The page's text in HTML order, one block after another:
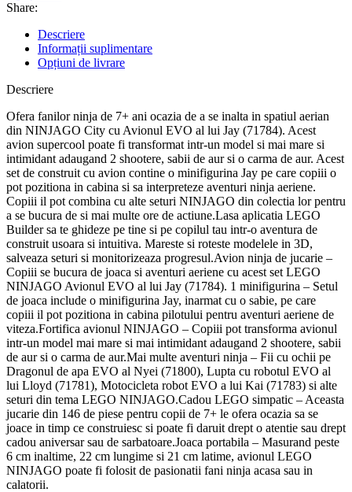
Share:
Descriere
Informații suplimentare
Opțiuni de livrare
Descriere
Ofera fanilor ninja de 7+ ani ocazia de a se inalta in spatiul aerian
din NINJAGO City cu Avionul EVO al lui Jay (71784). Acest
avion supercool poate fi transformat intr-un model si mai mare si
intimidant adaugand 2 shootere, sabii de aur si o carma de aur. Acest
set de construit cu avion contine o minifigurina Jay pe care copiii o
pot pozitiona in cabina si sa interpreteze aventuri ninja aeriene.
Copiii il pot combina cu alte seturi NINJAGO din colectia lor pentru
a se bucura de si mai multe ore de actiune.Lasa aplicatia LEGO
Builder sa te ghideze pe tine si pe copilul tau intr-o aventura de
construit usoara si intuitiva. Mareste si roteste modelele in 3D,
salveaza seturi si monitorizeaza progresul.Avion ninja de jucarie –
Copiii se bucura de joaca si aventuri aeriene cu acest set LEGO
NINJAGO Avionul EVO al lui Jay (71784). 1 minifigurina – Setul
de joaca include o minifigurina Jay, inarmat cu o sabie, pe care
copiii il pot pozitiona in cabina pilotului pentru aventuri aeriene de
viteza.Fortifica avionul NINJAGO – Copiii pot transforma avionul
intr-un model mai mare si mai intimidant adaugand 2 shootere, sabii
de aur si o carma de aur.Mai multe aventuri ninja – Fii cu ochii pe
Dragonul de apa EVO al Nyei (71800), Lupta cu robotul EVO al
lui Lloyd (71781), Motocicleta robot EVO a lui Kai (71783) si alte
seturi din tema LEGO NINJAGO.Cadou LEGO simpatic – Aceasta
jucarie din 146 de piese pentru copii de 7+ le ofera ocazia sa se
joace in timp ce construiesc si poate fi daruit drept o atentie sau drept
cadou aniversar sau de sarbatoare.Joaca portabila – Masurand peste
6 cm inaltime, 22 cm lungime si 21 cm latime, avionul LEGO
NINJAGO poate fi folosit de pasionatii fani ninja acasa sau in
calatorii.